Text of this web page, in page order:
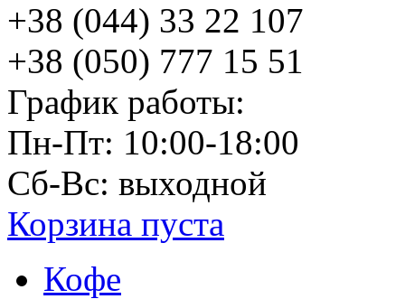
+38 (044) 33 22 107
+38 (050) 777 15 51
График работы:
Пн-Пт: 10:00-18:00
Сб-Вс: выходной
Корзина пуста
Кофе